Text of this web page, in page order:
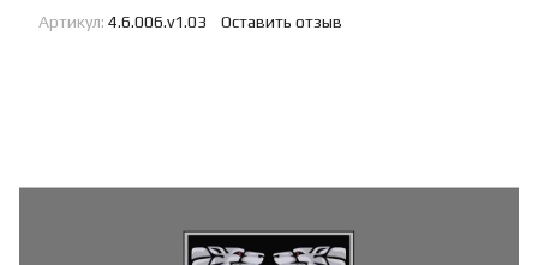
Артикул: 4.6.006.v1.03 Оставить отзыв